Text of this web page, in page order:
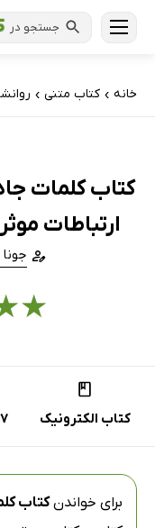
جستجو در
خانه › کتاب‌ متنی ›
کتاب کلمات
ارتباطات
جونا
★
کتاب الکترونیک
برای خواندنکتاب